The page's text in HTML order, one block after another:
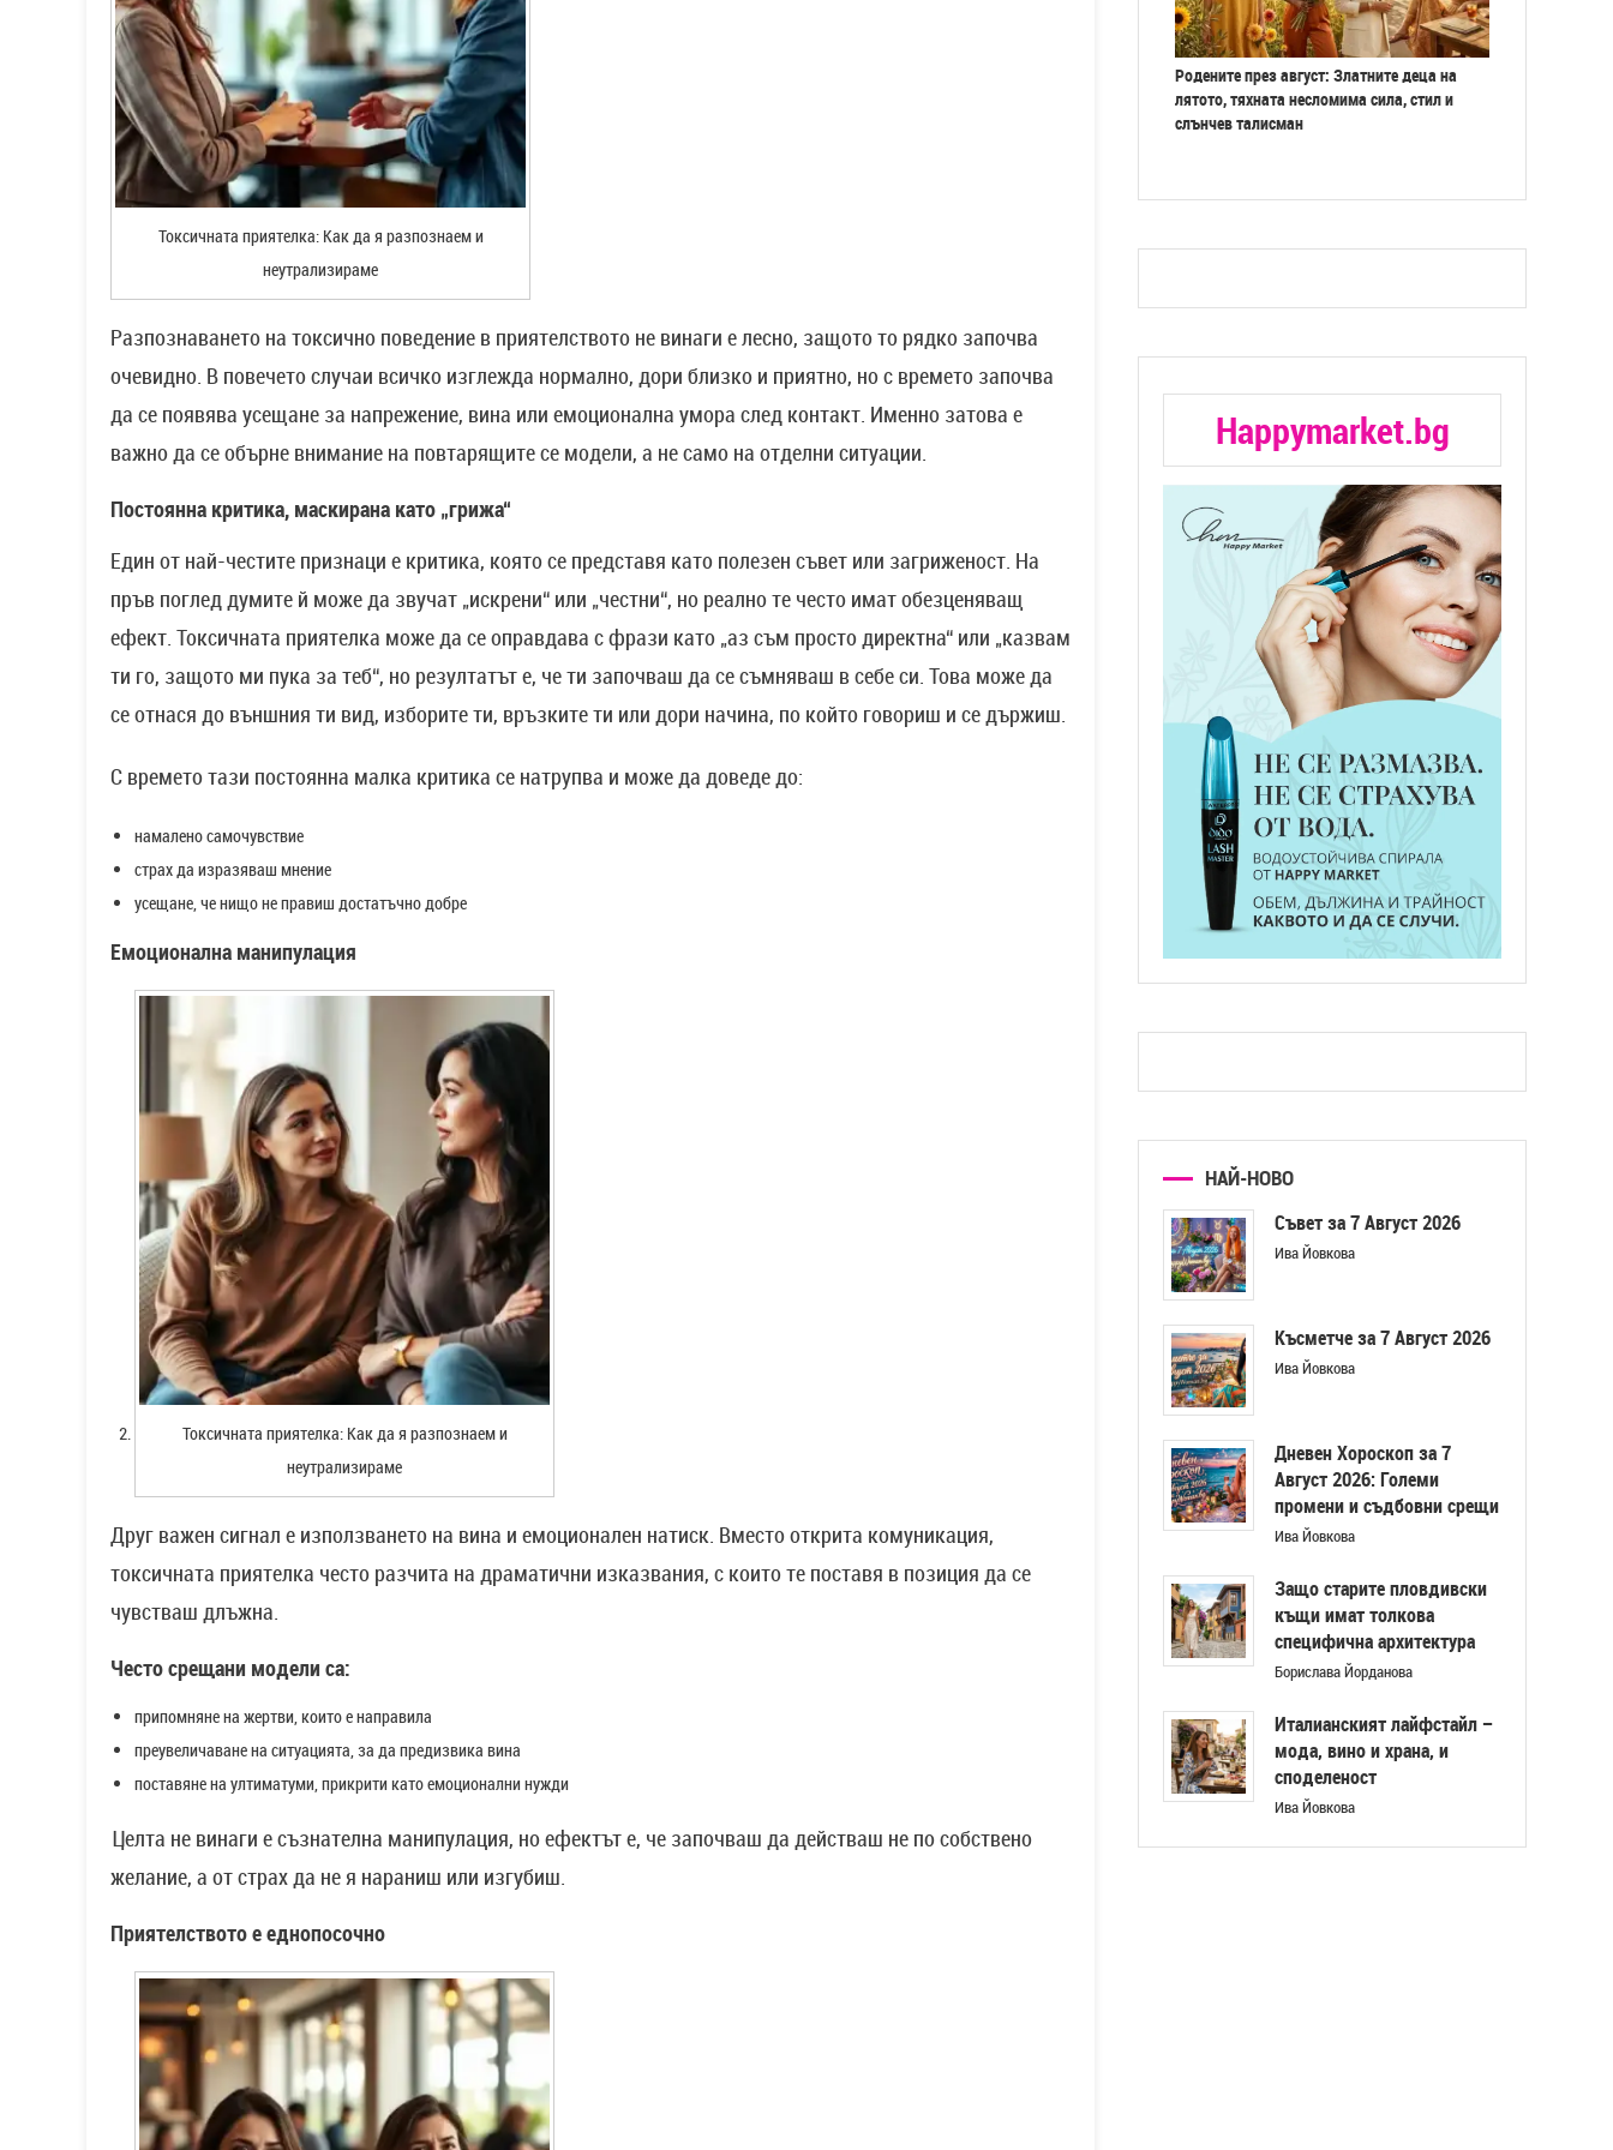
Токсичната приятелка: Как да я разпознаем и
неутрализираме
Разпознаването на токсично поведение в приятелството не винаги е лесно, защото то рядко започва
очевидно. В повечето случаи всичко изглежда нормално, дори близко и приятно, но с времето започва
да се появява усещане за напрежение, вина или емоционална умора след контакт. Именно затова е
важно да се обърне внимание на повтарящите се модели, а не само на отделни ситуации.
Постоянна критика, маскирана като „грижа“
Един от най-честите признаци е критика, която се представя като полезен съвет или загриженост. На
пръв поглед думите й може да звучат „искрени“ или „честни“, но реално те често имат обезценяващ
ефект. Токсичната приятелка може да се оправдава с фрази като „аз съм просто директна“ или „казвам
ти го, защото ми пука за теб“, но резултатът е, че ти започваш да се съмняваш в себе си. Това може да
се отнася до външния ти вид, изборите ти, връзките ти или дори начина, по който говориш и се държиш.
С времето тази постоянна малка критика се натрупва и може да доведе до:
намалено самочувствие
страх да изразяваш мнение
усещане, че нищо не правиш достатъчно добре
Емоционална манипулация
Токсичната приятелка: Как да я разпознаем и
неутрализираме
Друг важен сигнал е използването на вина и емоционален натиск. Вместо открита комуникация,
токсичната приятелка често разчита на драматични изказвания, с които те поставя в позиция да се
чувстваш длъжна.
Често срещани модели са:
припомняне на жертви, които е направила
преувеличаване на ситуацията, за да предизвика вина
поставяне на ултиматуми, прикрити като емоционални нужди
Целта не винаги е съзнателна манипулация, но ефектът е, че започваш да действаш не по собствено
желание, а от страх да не я нараниш или изгубиш.
Приятелството е еднопосочно
Родените през август: Златните деца на
лятото, тяхната несломима сила, стил и
слънчев талисман
Happymarket.bg
НАЙ-НОВО
Съвет за 7 Август 2026
Ива Йовкова
Късметче за 7 Август 2026
Ива Йовкова
Дневен Хороскоп за 7
Август 2026: Големи
промени и съдбовни срещи
Ива Йовкова
Защо старите пловдивски
къщи имат толкова
специфична архитектура
Борислава Йорданова
Италианският лайфстайл –
мода, вино и храна, и
споделеност
Ива Йовкова